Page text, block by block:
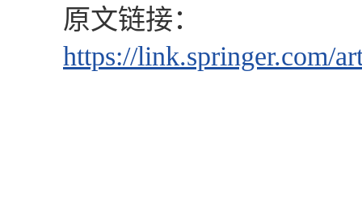
原文链接：
https://link.springer.com/